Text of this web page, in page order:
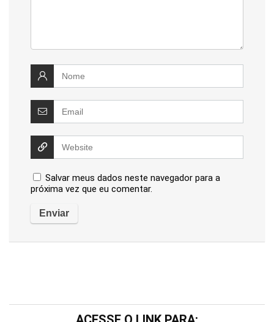
Salvar meus dados neste navegador para a
próxima vez que eu comentar.